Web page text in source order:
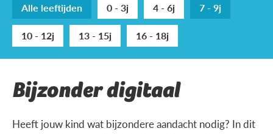
Alle leeftijden 0 - 3j 4 - 6j
7 - 9j
10 - 12j
13 - 15j 16 - 18j
Bijzonder digitaal
Heeft jouw kind wat bijzondere aandacht nodig? In dit